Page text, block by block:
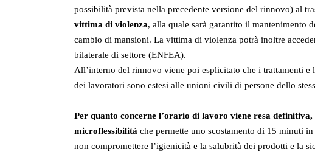
possibilità prevista nella precedente versione del rinnovo) al
vittima di violenza, alla quale sarà garantito il mantenimento
cambio di mansioni. La vittima di violenza potrà inoltre
bilaterale di settore (ENFEA).
All’interno del rinnovo viene poi esplicitato che i trattamenti
dei lavoratori sono estesi alle unioni civili di persone dello
Per quanto concerne l’orario di lavoro viene resa
microflessibilità che permette uno scostamento di 15 minuti
non compromettere l’igienicità e la salubrità dei prodotti e la